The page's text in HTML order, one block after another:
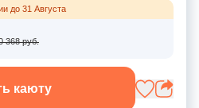
до 31 Августа
368 руб.
каюту